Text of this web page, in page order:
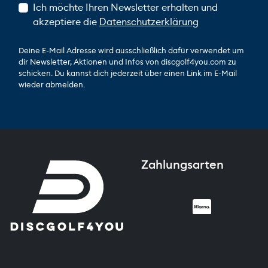
Ich möchte Ihren Newsletter erhalten und
akzeptiere die Datenschutzerklärung
Deine E-Mail Adresse wird ausschließlich dafür verwendet um
dir Newsletter, Aktionen und Infos von discgolf4you.com zu
schicken. Du kannst dich jederzeit über einen Link im E-Mail
wieder abmelden.
Zahlungsarten